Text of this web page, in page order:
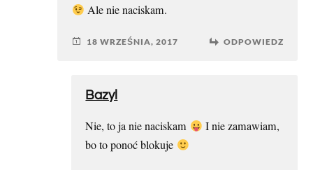
Ale nie naciskam.
18 WRZEŚNIA, 2017 ODPOWIEDZ
Bazyl
Nie, to ja nie naciskam
I nie zamawiam,
bo to ponoć blokuje